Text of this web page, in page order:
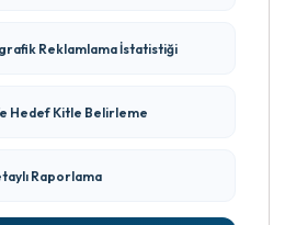
Reklamlama İstatistiği
Hedef Kitle Belirleme
Raporlama